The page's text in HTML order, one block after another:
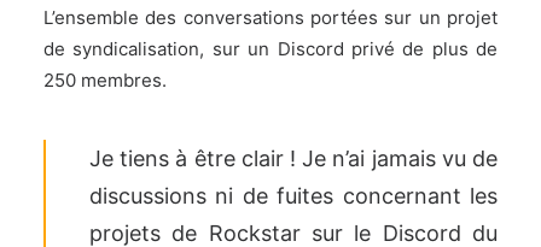
L’ensemble des conversations portées sur un projet
de syndicalisation, sur un Discord privé de plus de
250 membres.
Je tiens à être clair ! Je n’ai jamais vu de
discussions ni de fuites concernant les
projets de Rockstar sur le Discord du